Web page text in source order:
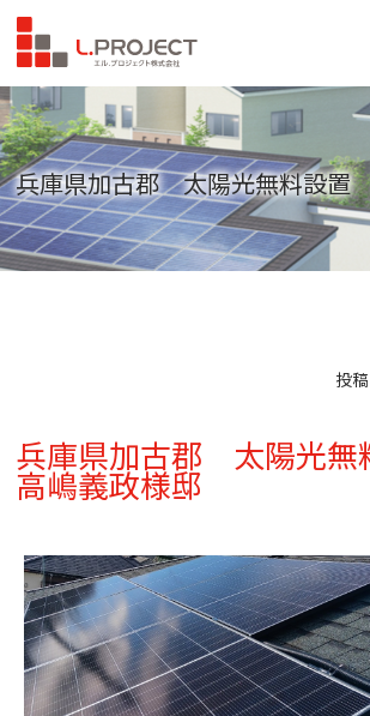
兵庫県加古郡 太陽光無料設置
投
兵庫県加古郡 太陽光
高嶋義政様邸